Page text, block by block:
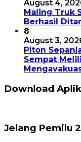
August 4,
Maling Truk
Berhasil
8
August 3,
Piton
Sempat
Download
Jelang Pemilu